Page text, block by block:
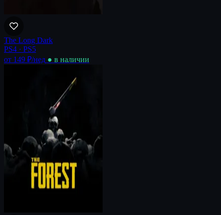
The Long Dark
PS4 · PS5
от 149 ₽/нед ● в наличии